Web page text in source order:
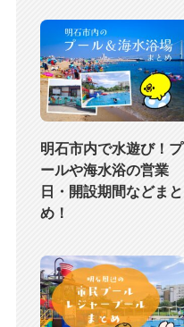
明石市内で水遊び！プ
ールや海水浴の営業
日・開設期間などまと
め！